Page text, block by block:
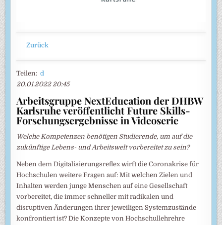
Zurück
Teilen:d
20.01.2022 20:45
Arbeitsgruppe NextEducation der DHBW
Karlsruhe veröffentlicht Future Skills-
Forschungsergebnisse in Videoserie
Welche Kompetenzen benötigen Studierende, um auf die
zukünftige Lebens- und Arbeitswelt vorbereitet zu sein?
Neben dem Digitalisierungsreflex wirft die Coronakrise für
Hochschulen weitere Fragen auf: Mit welchen Zielen und
Inhalten werden junge Menschen auf eine Gesellschaft
vorbereitet, die immer schneller mit radikalen und
disruptiven Änderungen ihrer jeweiligen Systemzustände
konfrontiert ist? Die Konzepte von Hochschullehrehre